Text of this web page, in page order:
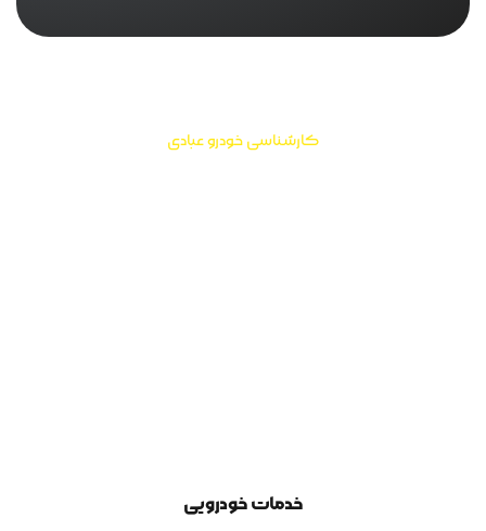
کارشناسی خودرو عبادی
خدمات خودرویی